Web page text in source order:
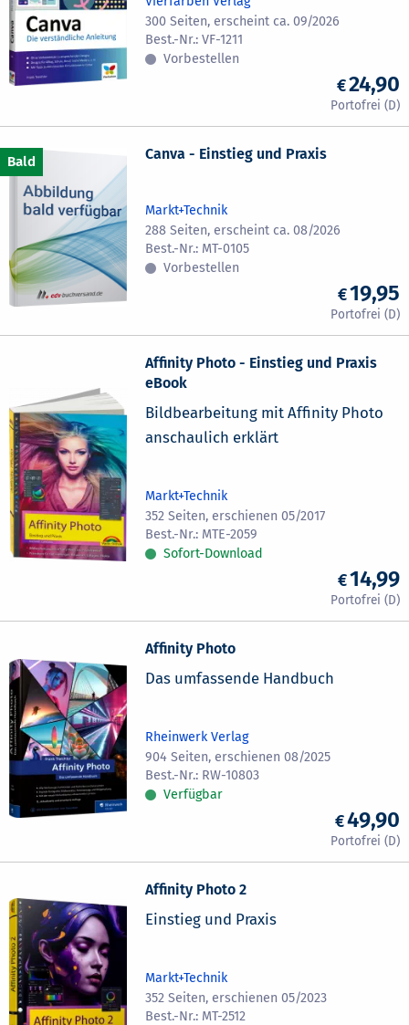
300 Seiten, erscheint ca. 09/2026
VF-1211
Vorbestellen
24,90
Canva - Einstieg und Praxis
Markt+Technik
288 Seiten, erscheint ca. 08/2026
MT-0105
Vorbestellen
19,95
Affinity Photo - Einstieg und Praxis
eBook
Bildbearbeitung mit Affinity Photo
anschaulich erklärt
Markt+Technik
352 Seiten, erschienen 05/2017
MTE-2059
Sofort-Download
14,99
Affinity Photo
Das umfassende Handbuch
Rheinwerk Verlag
904 Seiten, erschienen 08/2025
RW-10803
Verfügbar
49,90
Affinity Photo 2
Einstieg und Praxis
Markt+Technik
352 Seiten, erschienen 05/2023
MT-2512